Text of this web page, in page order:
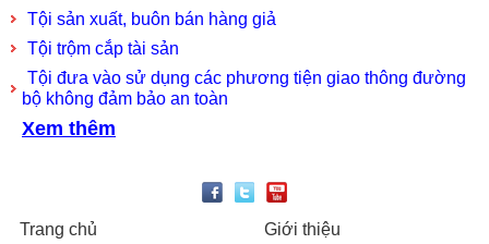
Tội sản xuất, buôn bán hàng giả
Tội trộm cắp tài sản
Tội đưa vào sử dụng các phương tiện giao thông đường
bộ không đảm bảo an toàn
Xem thêm
Trang chủ
Giới thiệu